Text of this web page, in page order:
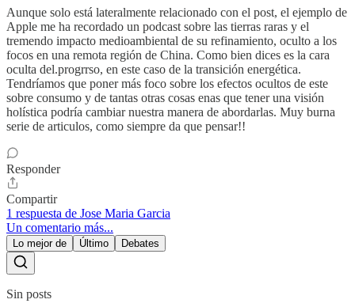
Aunque solo está lateralmente relacionado con el post, el ejemplo de
Apple me ha recordado un podcast sobre las tierras raras y el
tremendo impacto medioambiental de su refinamiento, oculto a los
focos en una remota región de China. Como bien dices es la cara
oculta del.progrrso, en este caso de la transición energética.
Tendríamos que poner más foco sobre los efectos ocultos de este
sobre consumo y de tantas otras cosas enas que tener una visión
holística podría cambiar nuestra manera de abordarlas. Muy burna
serie de articulos, como siempre da que pensar!!
Responder
Compartir
1 respuesta de Jose Maria Garcia
Un comentario más...
Lo mejor de Último Debates
Sin posts